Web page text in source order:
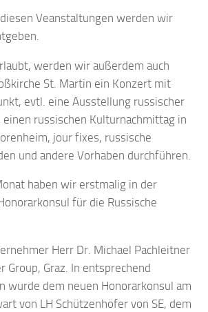
Veanstaltungen werden wir
werden wir außerdem auch
St. Martin ein Konzert mit
evtl. eine Ausstellung russischer
russischen Kulturnachmittag in
jour fixes, russische
und andere Vorhaben durchführen.
haben wir erstmalig in der
für die Russische
Herr Dr. Michael Pachleitner
Group, Graz. In entsprechend
wurde dem neuen Honorarkonsul am
von LH Schützenhöfer von SE, dem